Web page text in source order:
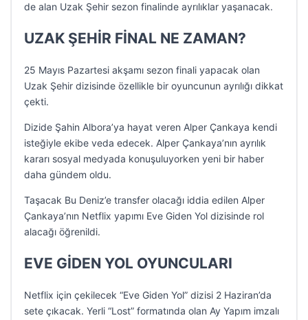
de alan Uzak Şehir sezon finalinde ayrılıklar yaşanacak.
UZAK ŞEHİR FİNAL NE ZAMAN?
25 Mayıs Pazartesi akşamı sezon finali yapacak olan
Uzak Şehir dizisinde özellikle bir oyuncunun ayrılığı dikkat
çekti.
Dizide Şahin Albora’ya hayat veren Alper Çankaya kendi
isteğiyle ekibe veda edecek. Alper Çankaya’nın ayrılık
kararı sosyal medyada konuşuluyorken yeni bir haber
daha gündem oldu.
Taşacak Bu Deniz’e transfer olacağı iddia edilen Alper
Çankaya’nın Netflix yapımı Eve Giden Yol dizisinde rol
alacağı öğrenildi.
EVE GİDEN YOL OYUNCULARI
Netflix için çekilecek “Eve Giden Yol” dizisi 2 Haziran’da
sete çıkacak. Yerli “Lost” formatında olan Ay Yapım imzalı